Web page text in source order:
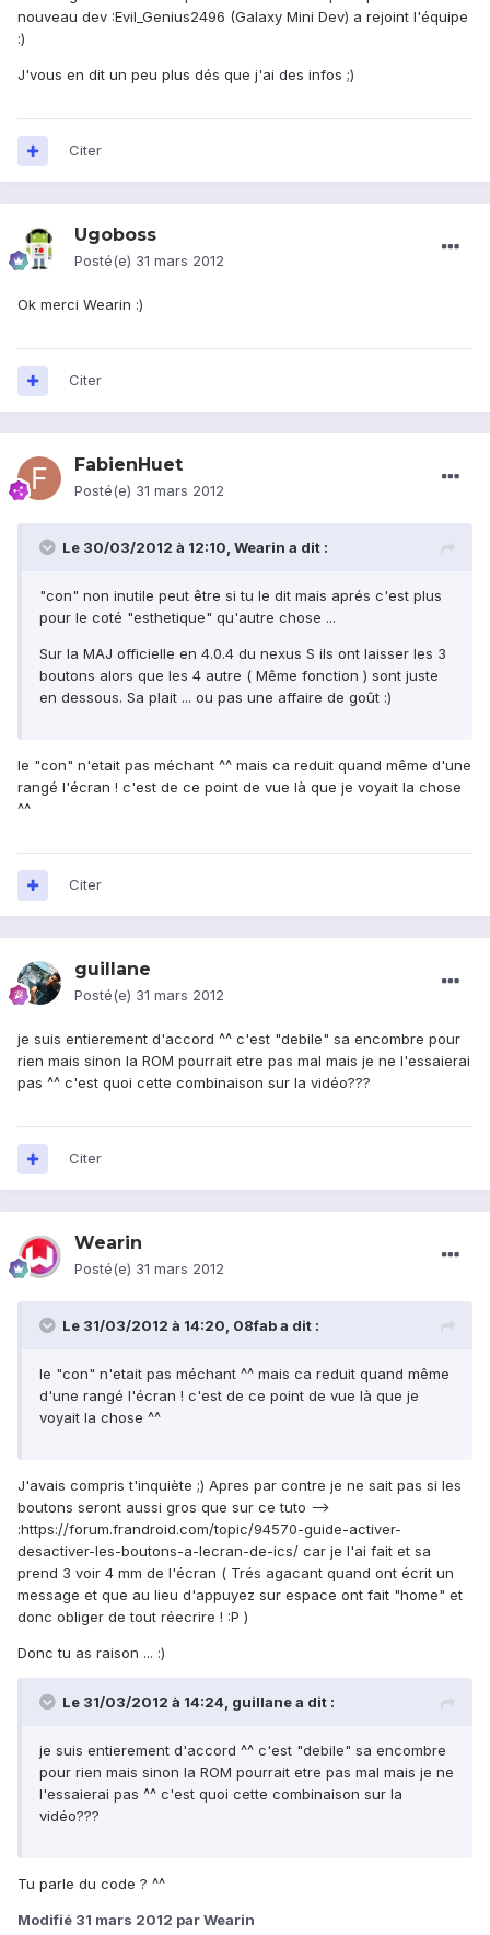
nouveau dev :Evil_Genius2496 (Galaxy Mini Dev) a rejoint l'équipe
:)
J'vous en dit un peu plus dés que j'ai des infos ;)
Citer
Ugoboss
Posté(e) 31 mars 2012
Ok merci Wearin :)
Citer
FabienHuet
Posté(e) 31 mars 2012
Le 30/03/2012 à 12:10, Wearin a dit :
"con" non inutile peut être si tu le dit mais aprés c'est plus
pour le coté "esthetique" qu'autre chose ...
Sur la MAJ officielle en 4.0.4 du nexus S ils ont laisser les 3
boutons alors que les 4 autre ( Même fonction ) sont juste
en dessous. Sa plait ... ou pas une affaire de goût :)
le "con" n'etait pas méchant ^^ mais ca reduit quand même d'une
rangé l'écran ! c'est de ce point de vue là que je voyait la chose
^^
Citer
guillane
Posté(e) 31 mars 2012
je suis entierement d'accord ^^ c'est "debile" sa encombre pour
rien mais sinon la ROM pourrait etre pas mal mais je ne l'essaierai
pas ^^ c'est quoi cette combinaison sur la vidéo???
Citer
Wearin
Posté(e) 31 mars 2012
Le 31/03/2012 à 14:20, 08fab a dit :
le "con" n'etait pas méchant ^^ mais ca reduit quand même
d'une rangé l'écran ! c'est de ce point de vue là que je
voyait la chose ^^
J'avais compris t'inquiète ;) Apres par contre je ne sait pas si les
boutons seront aussi gros que sur ce tuto -->
:https://forum.frandroid.com/topic/94570-guide-activer-
desactiver-les-boutons-a-lecran-de-ics/ car je l'ai fait et sa
prend 3 voir 4 mm de l'écran ( Trés agacant quand ont écrit un
message et que au lieu d'appuyez sur espace ont fait "home" et
donc obliger de tout réecrire ! :P )
Donc tu as raison ... :)
Le 31/03/2012 à 14:24, guillane a dit :
je suis entierement d'accord ^^ c'est "debile" sa encombre
pour rien mais sinon la ROM pourrait etre pas mal mais je ne
l'essaierai pas ^^ c'est quoi cette combinaison sur la
vidéo???
Tu parle du code ? ^^
Modifié 31 mars 2012 par Wearin